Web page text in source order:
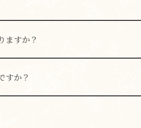
ャンセル料が発生する場合がござい
ますか？
すか？